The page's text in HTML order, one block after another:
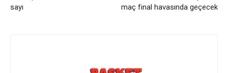
sayı
maç final havasında geçecek